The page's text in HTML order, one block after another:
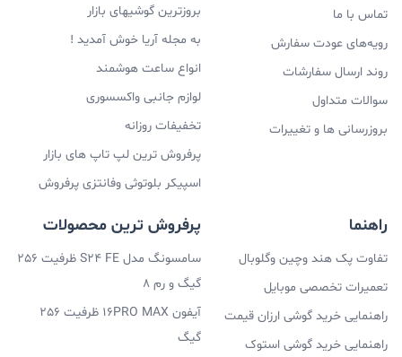
تماس با ما
رویه‌های عودت سفارش
روند ارسال سفارشات
سوالات متداول
بروزرسانی ها و تغییرات
بروزترین گوشیهای بازار
به مجله آریا خوش آمدید !
انواع ساعت هوشمند
لوازم جانبی واکسسوری
تخفیفات روزانه
پرفروش ترین لپ تاپ های بازار
اسپیکر بلوتوثی وفانتزی پرفروش
راهنما
تفاوت پک هند وچین وگلوبال
تعمیرات تخصصی موبایل
راهنمایی خرید گوشی ارزان قیمت
راهنمایی خرید گوشی استوک
پرفروش ترین محصولات
سامسونگ مدل S24 FE ظرفیت 256
گیگ و رم 8
آیفون 16PRO MAX ظرفیت 256
گیگ